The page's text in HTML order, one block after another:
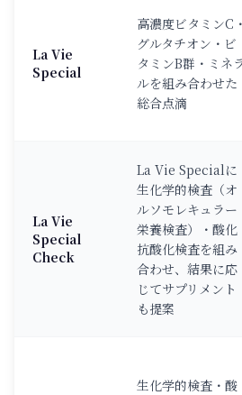
La Vie
Special
高濃度ビタミンC・
グルタチオン・ビ
タミンB群・ミネ
ルを組み合わせた
総合点滴
La Vie
Special
Check
La Vie Specialに
生化学的検査（オ
ルソモレキュラー
栄養検査）・酸化
抗酸化検査を組み
合わせ、結果に応
じてサプリメント
も提案
生化学的検査・酸